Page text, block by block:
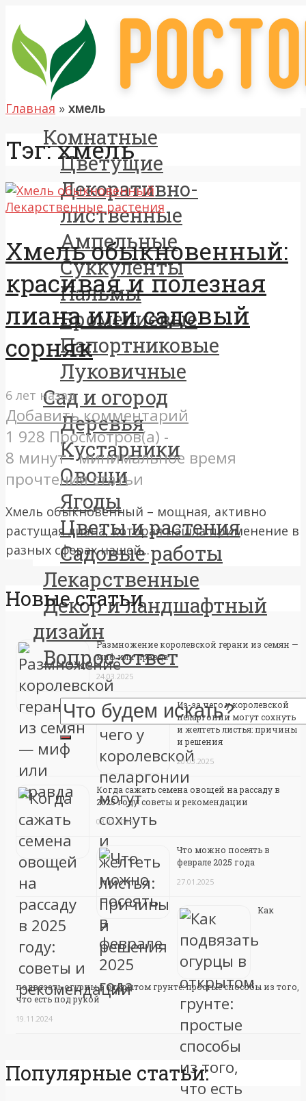
Комнатные
Цветущие
Декоративно-
лиственные
Ампельные
Суккуленты
Пальмы
Бромелиевые
Папортниковые
Луковичные
Сад и огород
Деревья
Кустарники
Овощи
Ягоды
Цветы и растения
Садовые работы
Лекарственные
Декор и ландшафтный
дизайн
Вопрос-ответ
Главная » хмель
Тэг: хмель
Лекарственные растения
Хмель обыкновенный:
красивая и полезная
лиана или садовый
сорняк
6 лет назад
Добавить комментарий
1 928 Просмотров(а) -
8 минут - минимальное время
прочтения статьи
Хмель обыкновенный – мощная, активно
растущая лиана, которая нашла применение в
разных сферах нашей...
Новые статьи
Размножение королевской герани из семян —
миф или правда
24.03.2025
Из-за чего у королевской
пеларгонии могут сохнуть
и желтеть листья: причины
и решения
20.03.2025
Когда сажать семена овощей на рассаду в
2025 году: советы и рекомендации
03.02.2025
Что можно посеять в
феврале 2025 года
27.01.2025
Как
подвязать огурцы в открытом грунте: простые способы из того,
что есть под рукой
19.11.2024
Популярные статьи: